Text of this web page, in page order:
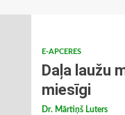
E-APCERES
Daļa laužu
miesīgi
Dr. Mārtiņš Luters